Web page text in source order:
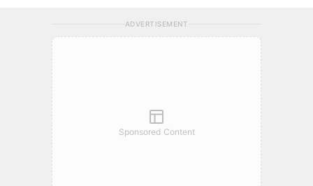
ADVERTISEMENT
Sponsored Content